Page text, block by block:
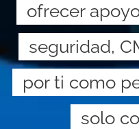
ofrecer
seguridad,
por ti como
solo